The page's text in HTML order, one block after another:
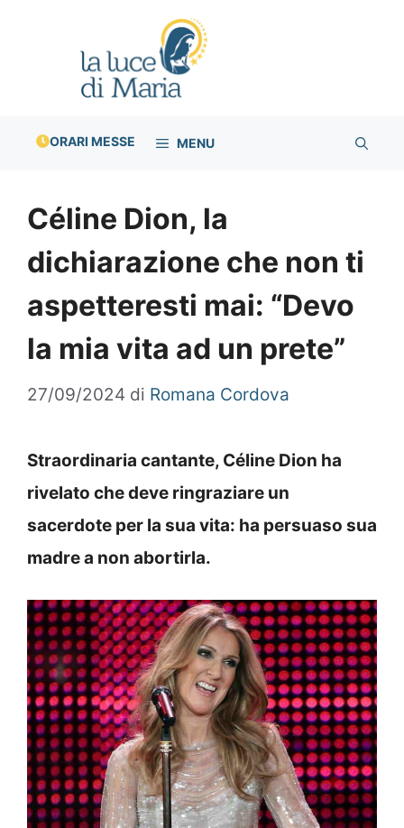
ORARI MESSE MENU
Céline Dion, la
dichiarazione che non ti
aspetteresti mai: “Devo
la mia vita ad un prete”
27/09/2024 di Romana Cordova
Straordinaria cantante, Céline Dion ha
rivelato che deve ringraziare un
sacerdote per la sua vita: ha persuaso sua
madre a non abortirla.